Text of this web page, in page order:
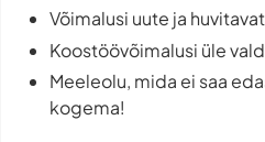
Võimalusi uute ja
Koostöövõimalusi üle
Meeleolu, mida ei saa
kogema!